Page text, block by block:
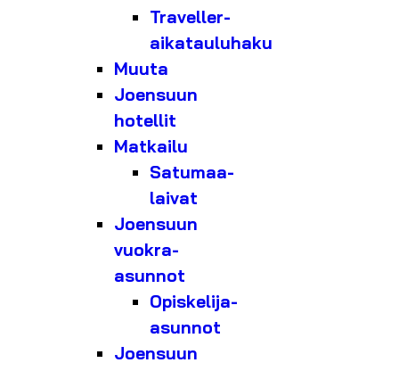
Traveller-
aikatauluhaku
Muuta
Joensuun
hotellit
Matkailu
Satumaa-
laivat
Joensuun
vuokra-
asunnot
Opiskelija-
asunnot
Joensuun